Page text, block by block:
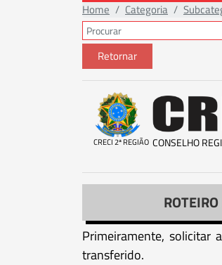
Home
Categoria
Retornar
CRECI 2ª REGIÃO CONSELHO
Primeiramente, solicitar
transferido.